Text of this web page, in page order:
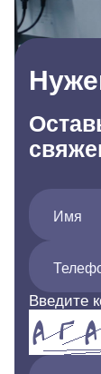
Имя
Введите